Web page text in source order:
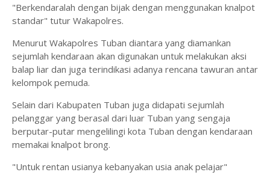
"Berkendaralah dengan bijak dengan menggunakan knalpot
standar" tutur Wakapolres.
Menurut Wakapolres Tuban diantara yang diamankan
sejumlah kendaraan akan digunakan untuk melakukan aksi
balap liar dan juga terindikasi adanya rencana tawuran antar
kelompok pemuda.
Selain dari Kabupaten Tuban juga didapati sejumlah
pelanggar yang berasal dari luar Tuban yang sengaja
berputar-putar mengelilingi kota Tuban dengan kendaraan
memakai knalpot brong.
"Untuk rentan usianya kebanyakan usia anak pelajar"